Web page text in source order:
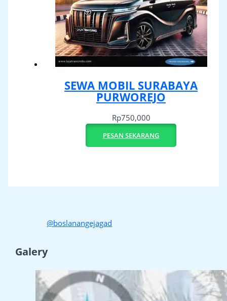
SEWA MOBIL SURABAYA
PURWOREJO
Rp750,000
PESAN SEKARANG
@boslanangejagad
Galery